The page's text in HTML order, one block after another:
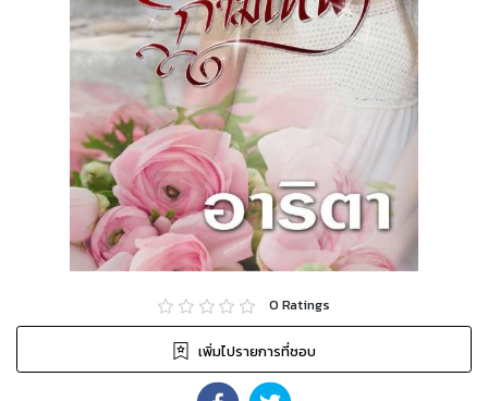
0 Ratings
เพิ่มไปรายการที่ชอบ